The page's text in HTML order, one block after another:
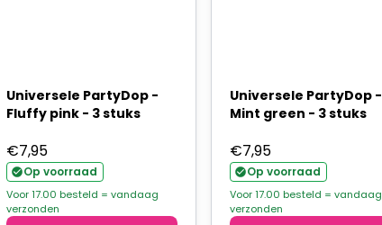
Universele PartyDop -
Fluffy pink - 3 stuks
€7,95
Op voorraad
Voor 17.00 besteld = vandaag
verzonden
Universele PartyDop -
Mint green - 3 stuks
€7,95
Op voorraad
Voor 17.00 besteld = vandaag
verzonden